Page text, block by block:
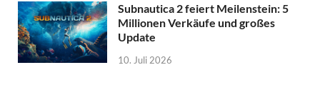
Subnautica 2 feiert Meilenstein: 5
Millionen Verkäufe und großes
Update
10. Juli 2026